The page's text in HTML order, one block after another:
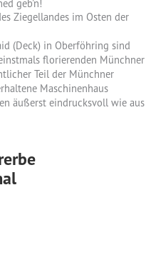
geb'n!
Ziegellandes im Osten der
(Deck) in Oberföhring sind
florierenden Münchner
Teil der Münchner
Maschinenhaus
äußerst eindrucksvoll wie aus